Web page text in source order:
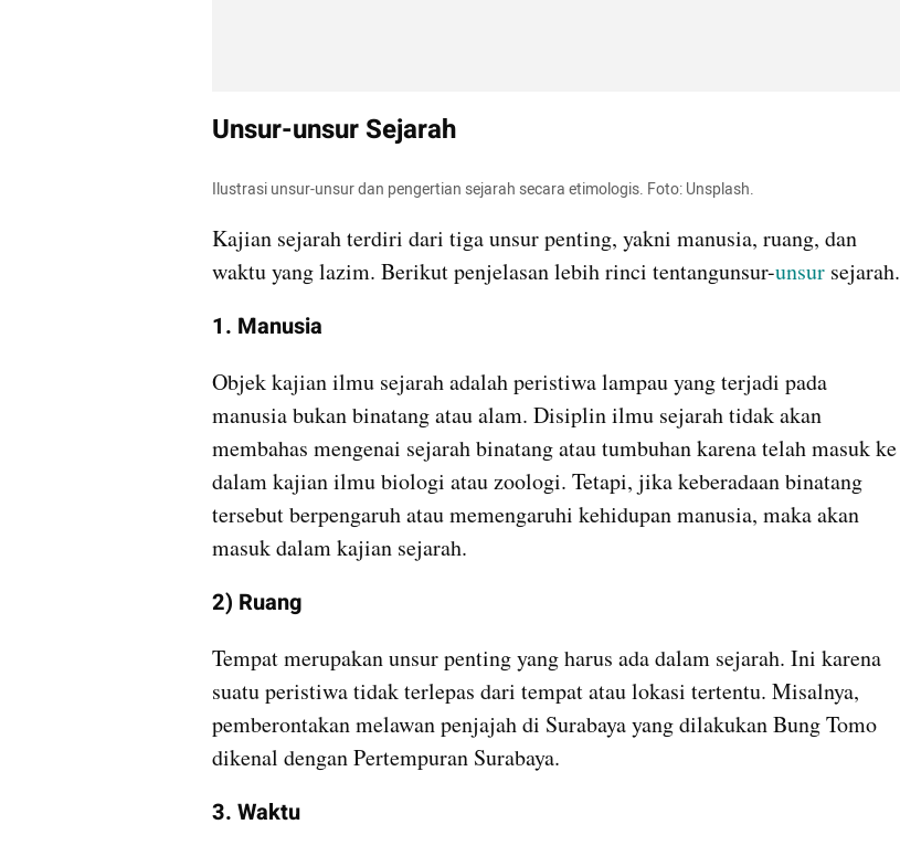
Unsur-unsur Sejarah
Ilustrasi unsur-unsur dan pengertian sejarah secara etimologis. Foto: Unsplash.
Kajian sejarah terdiri dari tiga unsur penting, yakni manusia, ruang, dan
waktu yang lazim. Berikut penjelasan lebih rinci tentangunsur-unsur sejarah.
1. Manusia
Objek kajian ilmu sejarah adalah peristiwa lampau yang terjadi pada
manusia bukan binatang atau alam. Disiplin ilmu sejarah tidak akan
membahas mengenai sejarah binatang atau tumbuhan karena telah masuk ke
dalam kajian ilmu biologi atau zoologi. Tetapi, jika keberadaan binatang
tersebut berpengaruh atau memengaruhi kehidupan manusia, maka akan
masuk dalam kajian sejarah.
2) Ruang
Tempat merupakan unsur penting yang harus ada dalam sejarah. Ini karena
suatu peristiwa tidak terlepas dari tempat atau lokasi tertentu. Misalnya,
pemberontakan melawan penjajah di Surabaya yang dilakukan Bung Tomo
dikenal dengan Pertempuran Surabaya.
3. Waktu